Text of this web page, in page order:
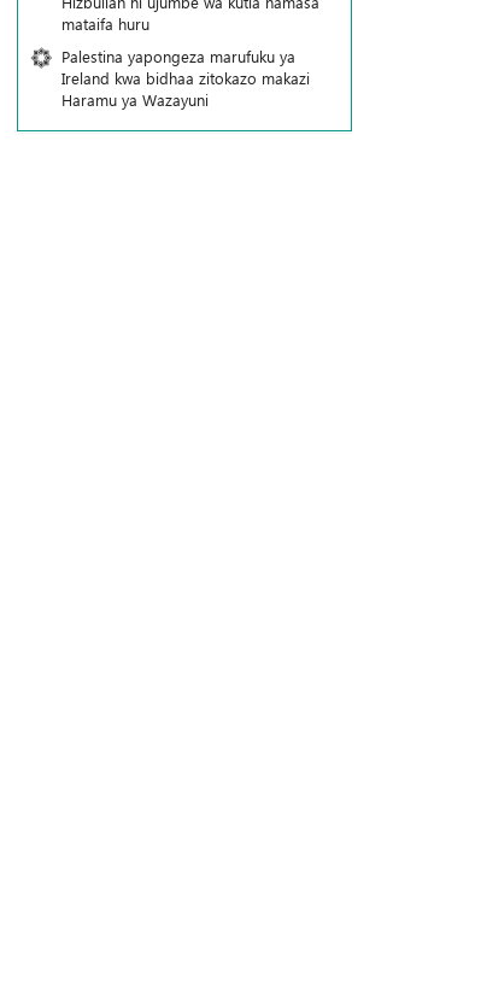
mataifa huru
Palestina yapongeza marufuku ya
Ireland kwa bidhaa zitokazo makazi
Haramu ya Wazayuni